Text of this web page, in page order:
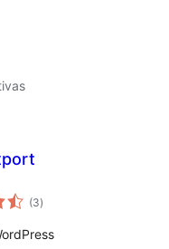
(3total
de
)